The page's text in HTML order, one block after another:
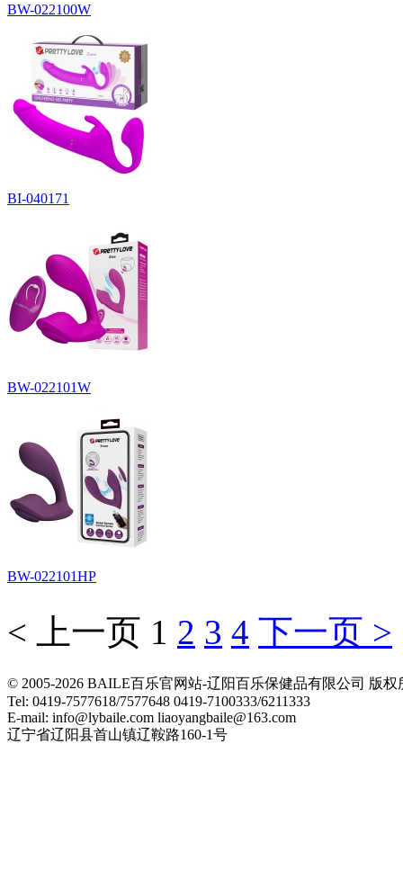
BW-022100W
BI-040171
BW-022101W
BW-022101HP
< 上一页 1 2 3 4 下一页 >
© 2005-2026 BAILE百乐官网站-辽阳百乐保健品有限公司 版
Tel: 0419-7577618/7577648 0419-7100333/6211333
E-mail: info@lybaile.com liaoyangbaile@163.com
辽宁省辽阳县首山镇辽鞍路160-1号